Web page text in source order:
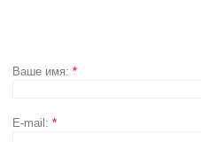
Ваше имя: *
E-mail: *